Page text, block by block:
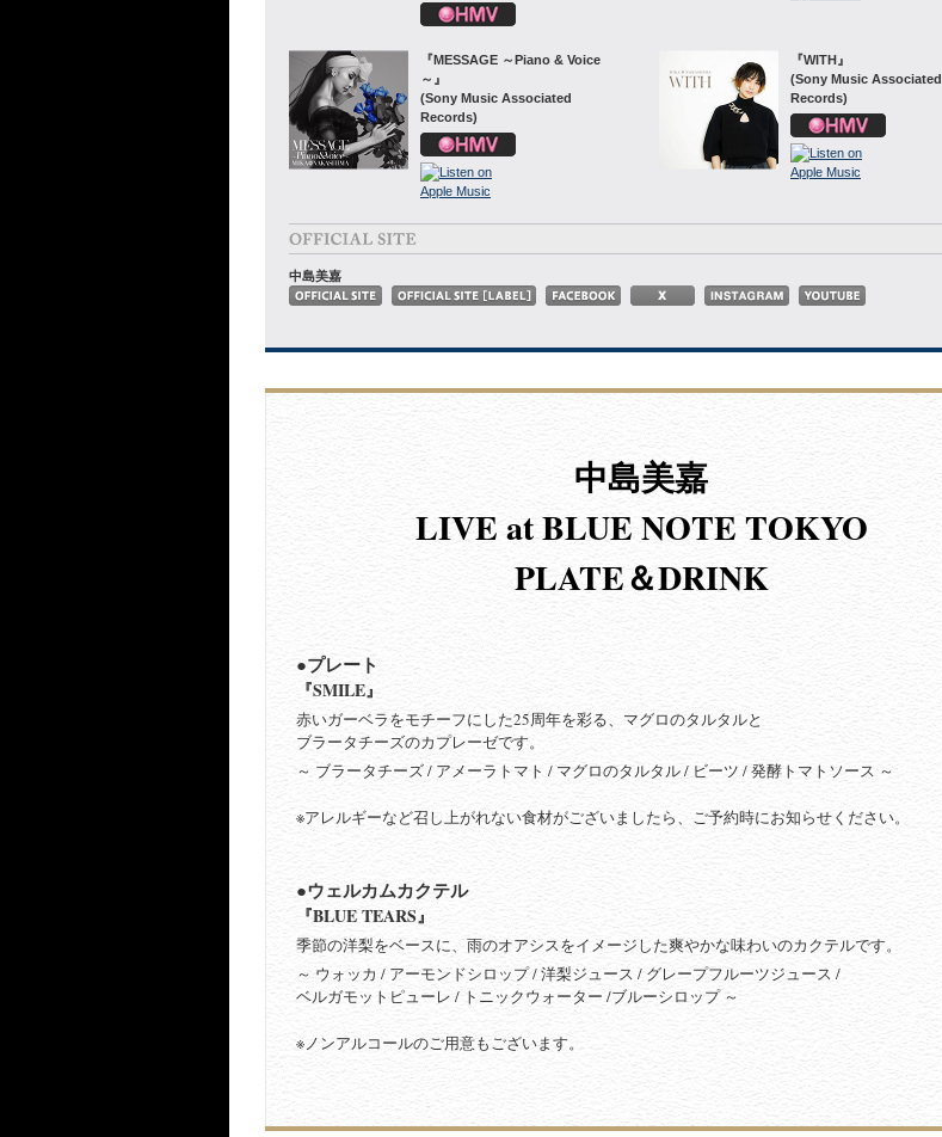
『MESSAGE ～Piano & Voice
～』
(Sony Music Associated
Records)
『WITH』
(Sony Music Associated
Records)
中島美嘉
中島美嘉
LIVE at BLUE NOTE TOKYO
PLATE＆DRINK
●プレート
『SMILE』
赤いガーベラをモチーフにした25周年を彩る、マグロのタルタルと
ブラータチーズのカプレーゼです。
～ ブラータチーズ / アメーラトマト / マグロのタルタル / ビーツ / 発酵トマトソース ～
※アレルギーなど召し上がれない食材がございましたら、ご予約時にお知らせください。
●ウェルカムカクテル
『BLUE TEARS』
季節の洋梨をベースに、雨のオアシスをイメージした爽やかな味わいのカクテルです。
～ ウォッカ / アーモンドシロップ / 洋梨ジュース / グレープフルーツジュース /
ベルガモットピューレ / トニックウォーター /ブルーシロップ ～
※ノンアルコールのご用意もございます。